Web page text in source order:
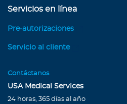
Servicios en línea
Pre-autorizaciones
Servicio al cliente
Contáctanos
USA Medical Services
24 horas, 365 días al año